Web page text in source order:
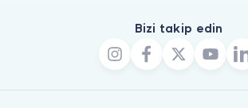
Bizi takip edin